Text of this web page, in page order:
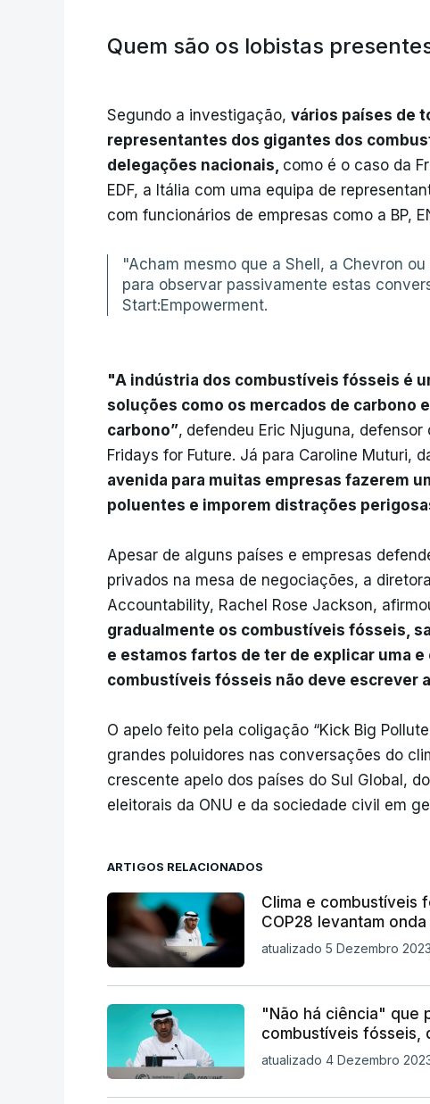
Quem são os lobistas
Segundo a investigação, vários países de
representantes dos gigantes dos
delegações nacionais, como é o caso da
EDF, a Itália com uma equipa de
com funcionários de empresas como a BP,
"Acham mesmo que a Shell, a Chevron
para observar passivamente estas
Start:Empowerment.
"A indústria dos combustíveis fósseis é
soluções como os mercados de carbono
carbono”, defendeu Eric Njuguna,
Fridays for Future. Já para Caroline Muturi,
avenida para muitas empresas fazerem
poluentes e imporem distrações
Apesar de alguns países e empresas
privados na mesa de negociações, a
Accountability, Rachel Rose Jackson,
gradualmente os combustíveis fósseis,
e estamos fartos de ter de explicar uma
combustíveis fósseis não deve escrever
O apelo feito pela coligação “Kick Big
grandes poluidores nas conversações do
crescente apelo dos países do Sul Global,
eleitorais da ONU e da sociedade civil em
ARTIGOS RELACIONADOS
Clima e combustíveis
COP28 levantam
atualizado 5 Dezembro
"Não há ciência" que
combustíveis fósseis,
atualizado 4 Dezembro